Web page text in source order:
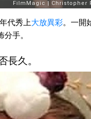
代秀上大放異彩。一開
手。
長久。